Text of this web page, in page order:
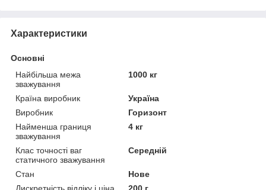
Характеристики
Основні
Найбільша межа
зважування
1000 кг
Країна виробник
Україна
Виробник
Горизонт
Найменша границя
зважування
4 кг
Клас точності ваг
статичного зважування
Середній
Стан
Нове
Дискретність відліку і ціна
200 г